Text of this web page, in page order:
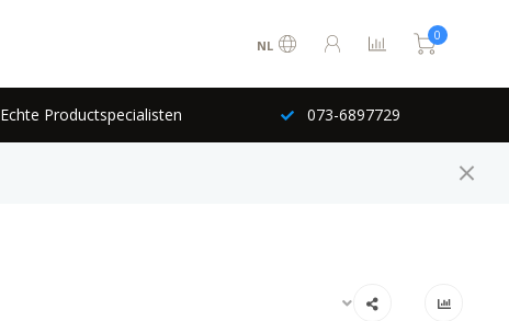
NL
0
Echte Productspecialisten 073-6897729